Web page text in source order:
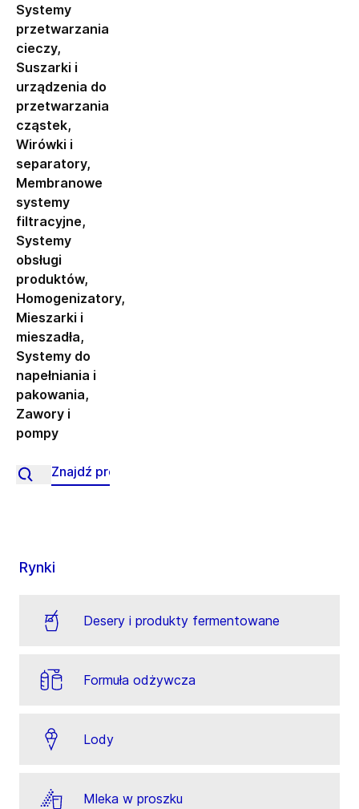
Systemy
przetwarzania
cieczy,
Suszarki i
urządzenia do
przetwarzania
cząstek,
Wirówki i
separatory,
Membranowe
systemy
filtracyjne,
Systemy
obsługi
produktów,
Homogenizatory,
Mieszarki i
mieszadła,
Systemy do
napełniania i
pakowania,
Zawory i
pompy
Rynki
Desery i produkty fermentowane
Formuła odżywcza
Lody
Mleka w proszku